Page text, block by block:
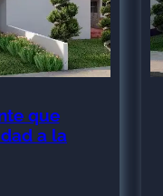
que
a la